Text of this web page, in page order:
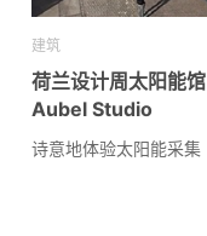
建筑
荷兰设计周太阳能
Aubel Studio
诗意地体验太阳能采集